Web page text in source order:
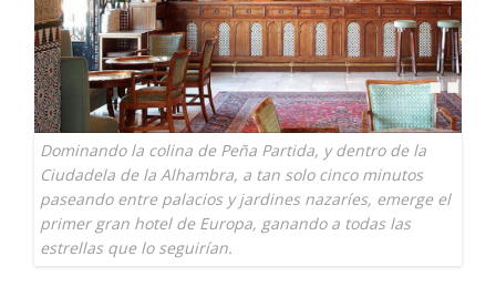
Dominando la colina de Peña Partida, y dentro de la
Ciudadela de la Alhambra, a tan solo cinco minutos
paseando entre palacios y jardines nazaríes, emerge el
primer gran hotel de Europa, ganando a todas las
estrellas que lo seguirían.